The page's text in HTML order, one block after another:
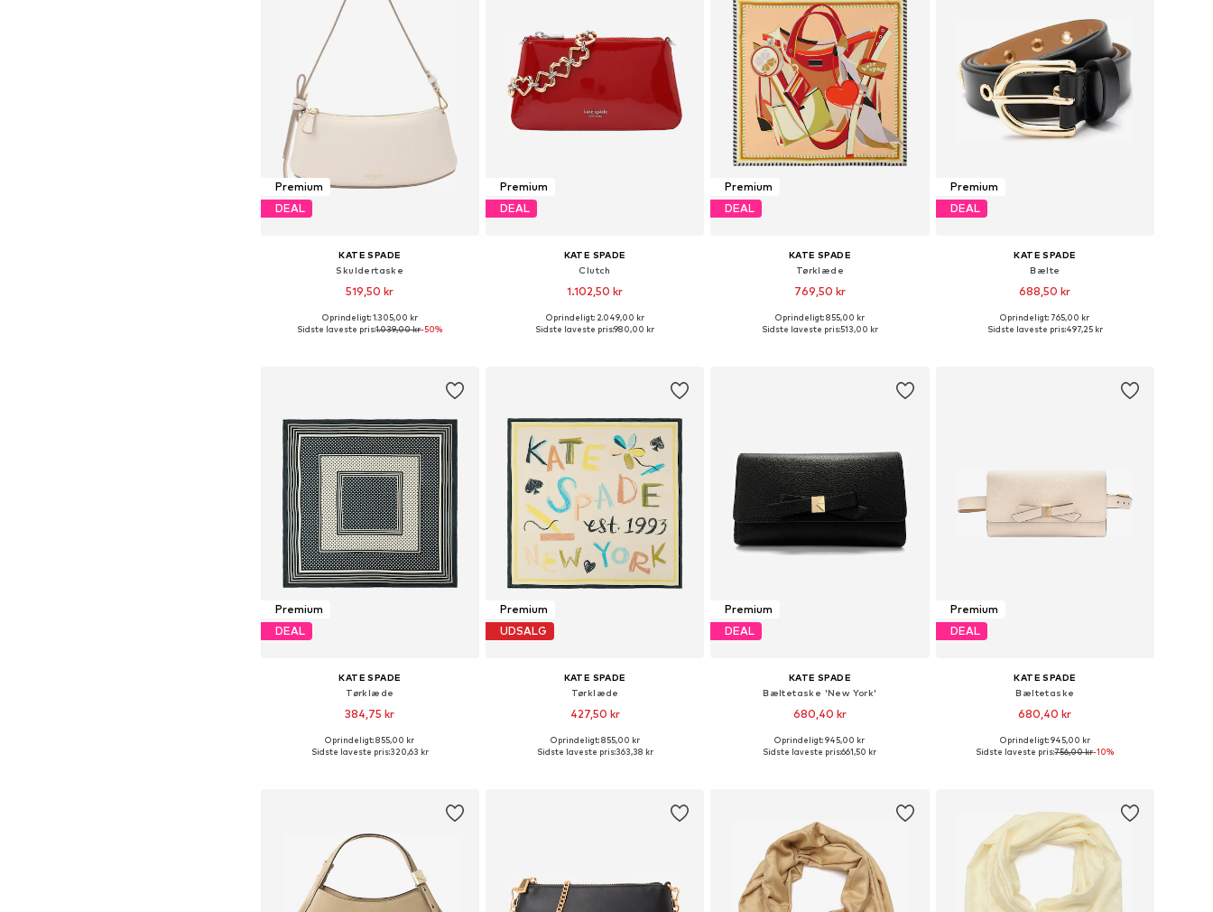
Premium
DEAL
KATE SPADE
Skuldertaske
519,50 kr
Tilgængelige størrelser: One Size
Oprindeligt: 1.305,00 kr
Sidste laveste pris:1.039,00 kr-50%
Premium
DEAL
KATE SPADE
Clutch
1.102,50 kr
Tilgængelige størrelser: One Size
Oprindeligt: 2.049,00 kr
Sidste laveste pris:980,00 kr
Premium
DEAL
KATE SPADE
Tørklæde
769,50 kr
Tilgængelige størrelser: One Size
Oprindeligt: 855,00 kr
Sidste laveste pris:513,00 kr
Premium
DEAL
KATE SPADE
Bælte
688,50 kr
Oprindeligt: 765,00 kr
Sidste laveste pris:497,25 kr
Premium
DEAL
KATE SPADE
Tørklæde
384,75 kr
Tilgængelige størrelser: One Size
Oprindeligt: 855,00 kr
Sidste laveste pris:320,63 kr
Premium
UDSALG
KATE SPADE
Tørklæde
427,50 kr
Tilgængelige størrelser: One Size
Oprindeligt: 855,00 kr
Sidste laveste pris:363,38 kr
Premium
DEAL
KATE SPADE
Bæltetaske 'New York'
680,40 kr
Tilgængelige størrelser: S/M, L/XL
Oprindeligt: 945,00 kr
Sidste laveste pris:661,50 kr
Premium
DEAL
KATE SPADE
Bæltetaske
680,40 kr
Tilgængelige størrelser: S/M, L/XL
Oprindeligt: 945,00 kr
Sidste laveste pris:756,00 kr-10%